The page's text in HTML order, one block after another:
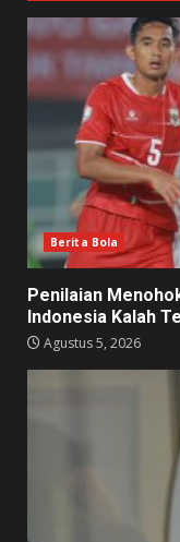
Berita Bola
Penilaian
Indonesia Kalah
Agustus 5, 2026